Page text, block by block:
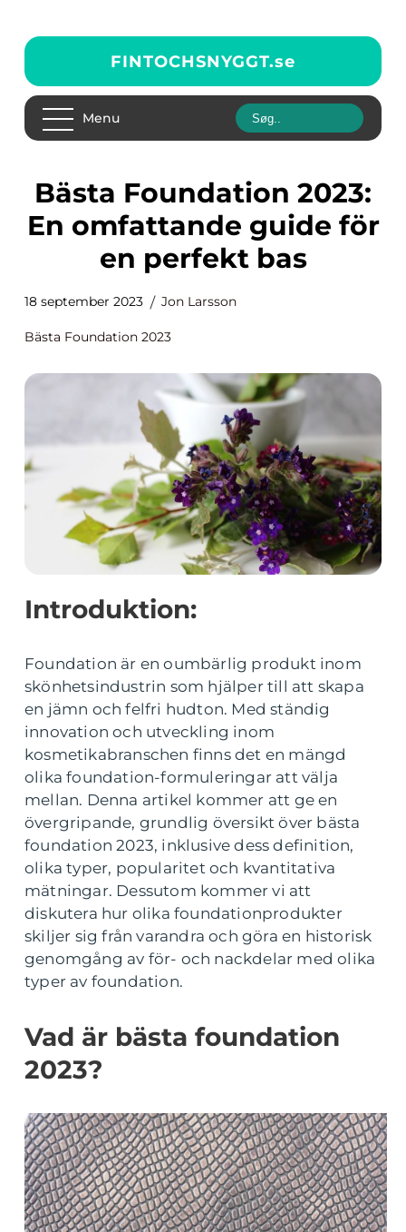
FINTOCHSNYGGT.se
Menu
Bästa Foundation 2023:
En omfattande guide för
en perfekt bas
18 september 2023 Jon Larsson
Bästa Foundation 2023
Introduktion:
Foundation är en oumbärlig produkt inom
skönhetsindustrin som hjälper till att skapa
en jämn och felfri hudton. Med ständig
innovation och utveckling inom
kosmetikabranschen finns det en mängd
olika foundation-formuleringar att välja
mellan. Denna artikel kommer att ge en
övergripande, grundlig översikt över bästa
foundation 2023, inklusive dess definition,
olika typer, popularitet och kvantitativa
mätningar. Dessutom kommer vi att
diskutera hur olika foundationprodukter
skiljer sig från varandra och göra en historisk
genomgång av för- och nackdelar med olika
typer av foundation.
Vad är bästa foundation
2023?